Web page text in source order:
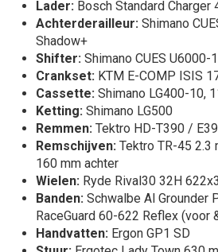
Lader: Bosch Standard Charger
Achterderailleur: Shimano
Shadow+
Shifter: Shimano CUES U6000-
Crankset: KTM E-COMP ISIS
Cassette: Shimano LG400-10,
Ketting: Shimano LG500
Remmen: Tektro HD-T390 /
Remschijven: Tektro TR-45 2.3
160 mm achter
Wielen: Ryde Rival30 32H
Banden: Schwalbe Al Grounder
RaceGuard 60-622 Reflex (voor
Handvatten: Ergon GP1 SD